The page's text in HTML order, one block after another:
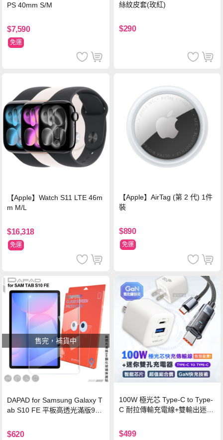
PS 40mm S/M
$7,590
免運
絲紋皮套(玫紅)
$290
【Apple】Watch S11 LTE 46m
m M/L
$16,318
免運
【Apple】AirTag (第 2 代) 1件
裝
$890
免運
售完，補貨中
DAPAD for Samsung Galaxy T
ab S10 FE 平板高透光滿版9H
$620
100W 極光芯 Type-C to Type-
C 耐拉傳輸充電線+雙輸出迷你
$499